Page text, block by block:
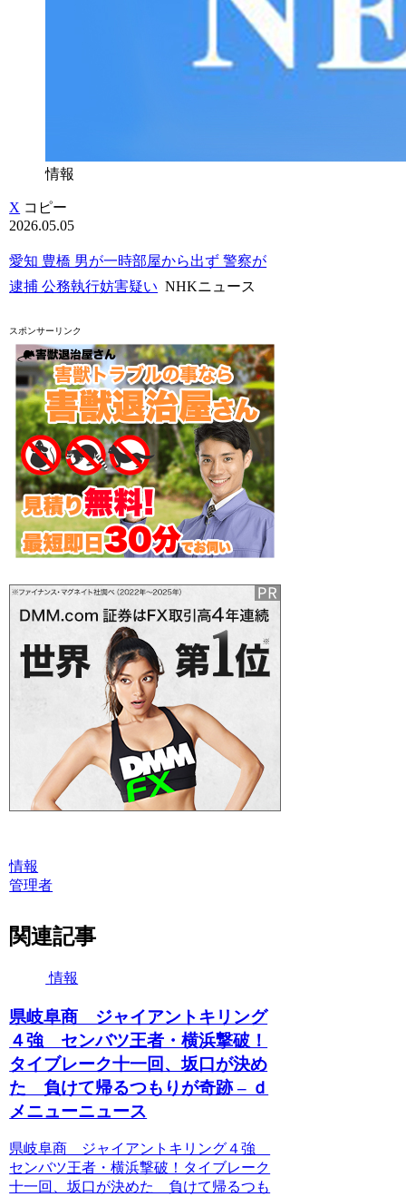
情報
X コピー
2026.05.05
愛知 豊橋 男が一時部屋から出ず 警察が
逮捕 公務執行妨害疑い NHKニュース
スポンサーリンク
情報
管理者
関連記事
情報
県岐阜商 ジャイアントキリング
４強 センバツ王者・横浜撃破！
タイブレーク十一回、坂口が決め
た 負けて帰るつもりが奇跡 – ｄ
メニューニュース
県岐阜商 ジャイアントキリング４強
センバツ王者・横浜撃破！タイブレーク
十一回、坂口が決めた 負けて帰るつも